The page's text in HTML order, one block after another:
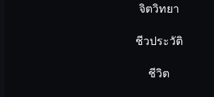
จิตวิทยา
ชีวประวัติ
ชีวิต